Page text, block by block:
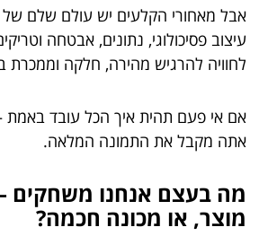
אבל מאחורי הקלעים יש עולם שלם של
עיצוב פסיכולוגי, נתונים, אבטחה
לחוויה להרגיש מהירה, חלקה וממכרת
אם אי פעם תהית איך הכל עובד באמת
אתה מקבל את התמונה המלאה.
מה בעצם אנחנו משחקים
מוצר, או מכונה חכמה?